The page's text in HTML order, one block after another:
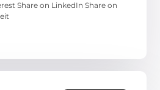
Share on LinkedIn Share on